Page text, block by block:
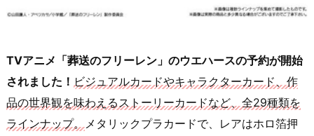
TVアニメ「葬送のフリーレン」のウエハースの予約が開始
されました！ ビジュアルカードやキャラクターカード、作
品の世界観を味わえるストーリーカードなど、全29種類を
ラインナップ。メタリックプラカードで、レアはホロ箔押